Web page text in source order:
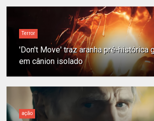
Terror
'Don't Move' traz aranha pré-histórica
em cânion isolado
ação